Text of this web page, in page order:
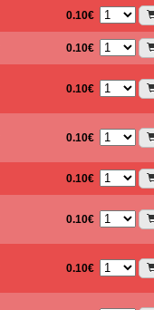
0.10€
0.10€
0.10€
0.10€
0.10€
0.10€
0.10€